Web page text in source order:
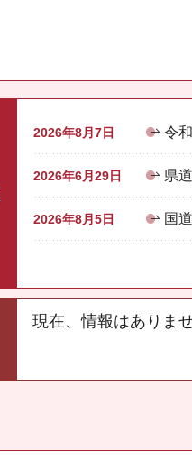
2026年8月7日 令
2026年6月29日 県
2026年8月5日 国
現在、情報はありませ